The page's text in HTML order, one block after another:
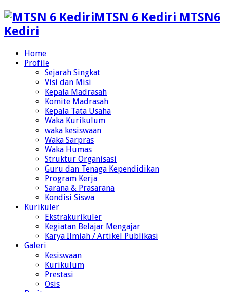
MTSN 6 Kediri MTSN6
Kediri
Home
Profile
Sejarah Singkat
Visi dan Misi
Kepala Madrasah
Komite Madrasah
Kepala Tata Usaha
Waka Kurikulum
waka kesiswaan
Waka Sarpras
Waka Humas
Struktur Organisasi
Guru dan Tenaga Kependidikan
Program Kerja
Sarana & Prasarana
Kondisi Siswa
Kurikuler
Ekstrakurikuler
Kegiatan Belajar Mengajar
Karya Ilmiah / Artikel Publikasi
Galeri
Kesiswaan
Kurikulum
Prestasi
Osis